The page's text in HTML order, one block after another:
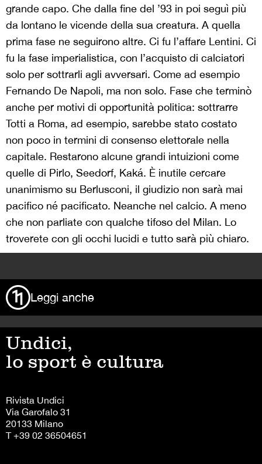
grande capo. Che dalla fine del ’93 in poi seguì più
da lontano le vicende della sua creatura. A quella
prima fase ne seguirono altre. Ci fu l’affare Lentini. Ci
fu la fase imperialistica, con l’acquisto di calciatori
solo per sottrarli agli avversari. Come ad esempio
Fernando De Napoli, ma non solo. Fase che terminò
anche per motivi di opportunità politica: sottrarre
Totti a Roma, ad esempio, sarebbe stato costato
non poco in termini di consenso elettorale nella
capitale. Restarono alcune grandi intuizioni come
quelle di Pirlo, Seedorf, Kaká. È inutile cercare
unanimismo su Berlusconi, il giudizio non sarà mai
pacifico né pacificato. Neanche nel calcio. A meno
che non parliate con qualche tifoso del Milan. Lo
troverete con gli occhi lucidi e tutto sarà più chiaro.
Leggi anche
Undici,
lo sport è cultura
Rivista Undici
Via Garofalo 31
20133 Milano
T +39 02 36504651